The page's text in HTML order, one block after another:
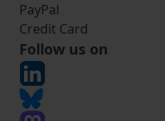
PayPal
Credit Card
Follow us on